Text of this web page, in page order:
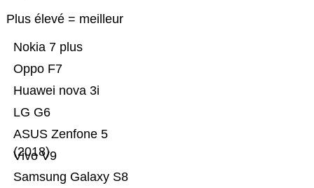
Plus élevé = meilleur
Samsung Galaxy S8
Vivo V9
ASUS Zenfone 5
(2018)
LG G6
Huawei nova 3i
Oppo F7
Nokia 7 plus